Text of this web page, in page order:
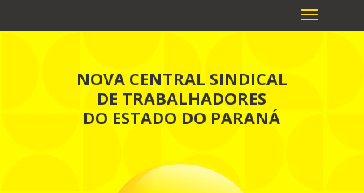
NOVA CENTRAL SINDICAL
DE TRABALHADORES
DO ESTADO DO PARANÁ